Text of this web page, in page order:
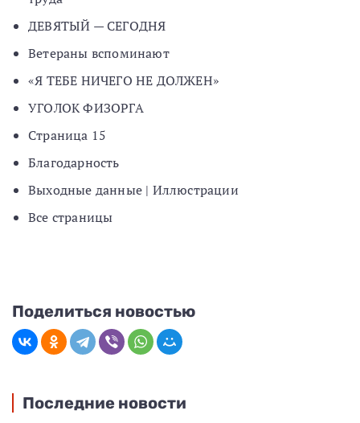
ДЕВЯТЫЙ — СЕГОДНЯ
Ветераны вспоминают
«Я ТЕБЕ НИЧЕГО НЕ ДОЛЖЕН»
УГОЛОК ФИЗОРГА
Страница 15
Благодарность
Выходные данные | Иллюстрации
Все страницы
Поделиться новостью
Последние новости